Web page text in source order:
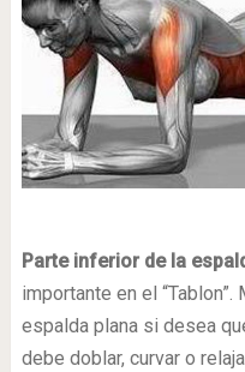
Parte inferior de la
importante en el
espalda plana si desea
debe doblar, curvar o